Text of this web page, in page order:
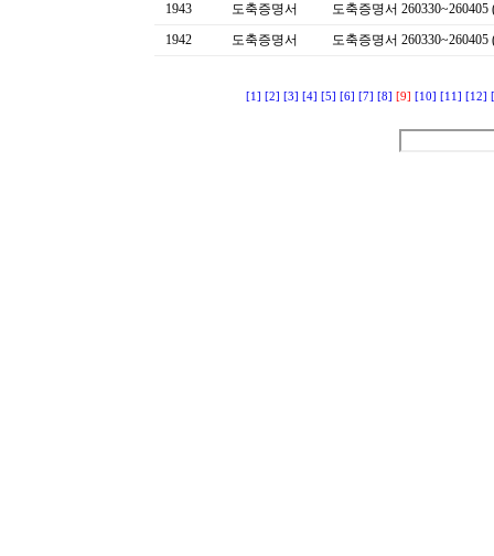
1943
도축증명서
도축증명서 260330~260405
1942
도축증명서 도축증명서 260330~260405
[1] [2] [3] [4] [5] [6] [7] [8] [9] [10] [11] [12]